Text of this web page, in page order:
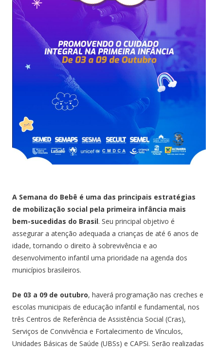
A Semana do Bebê é uma das principais estratégias
de mobilização social pela primeira infância mais
bem-sucedidas do Brasil. Seu principal objetivo é
assegurar a atenção adequada a crianças de até 6 anos de
idade, tornando o direito à sobrevivência e ao
desenvolvimento infantil uma prioridade na agenda dos
municípios brasileiros.
De 03 a 09 de outubro, haverá programação nas creches e
escolas municipais de educação infantil e fundamental, nos
três Centros de Referência de Assistência Social (Cras),
Serviços de Convivência e Fortalecimento de Vínculos,
Unidades Básicas de Saúde (UBSs) e CAPSi. Serão realizadas